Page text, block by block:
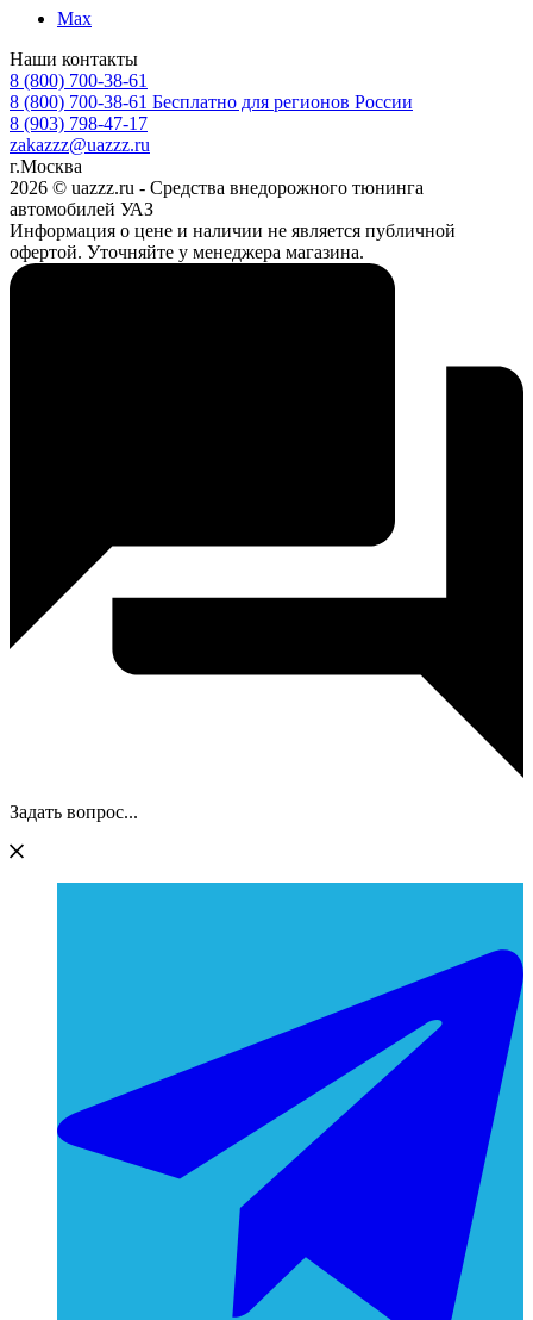
Max
Наши контакты
8 (800) 700-38-61
8 (800) 700-38-61 Бесплатно для регионов России
8 (903) 798-47-17
zakazzz@uazzz.ru
г.Москва
2026 © uazzz.ru - Средства внедорожного тюнинга
автомобилей УАЗ
Информация о цене и наличии не является публичной
офертой. Уточняйте у менеджера магазина.
Задать вопрос...